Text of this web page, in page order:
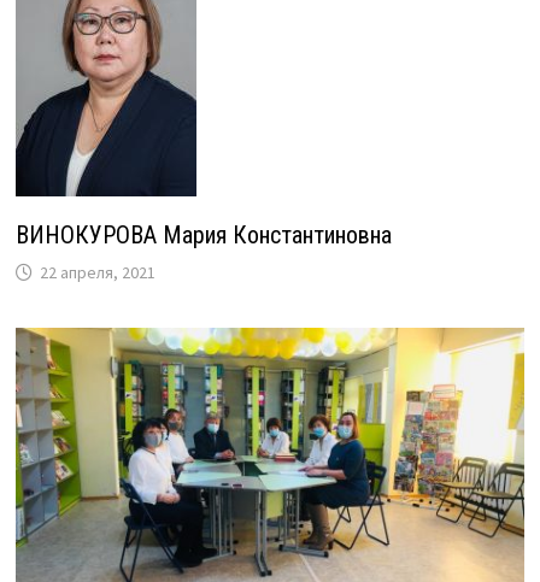
ВИНОКУРОВА Мария Константиновна
22 апреля, 2021